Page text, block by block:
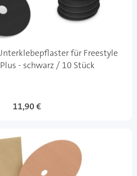
für Freestyle
- schwarz / 10 Stück
11,90 €